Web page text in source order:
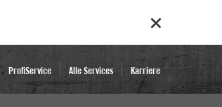
ProfiService Alle Services Karriere